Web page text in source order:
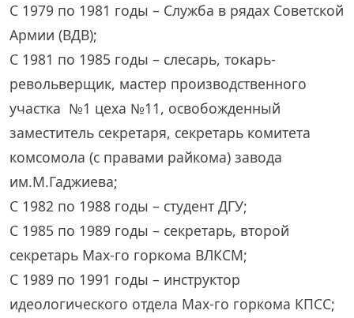
С 1979 по 1981 годы – Служба в рядах Советской
Армии (ВДВ);
С 1981 по 1985 годы – слесарь, токарь-
револьверщик, мастер производственного
участка №1 цеха №11, освобожденный
заместитель секретаря, секретарь комитета
комсомола (с правами райкома) завода
им.М.Гаджиева;
С 1982 по 1988 годы – студент ДГУ;
С 1985 по 1989 годы – секретарь, второй
секретарь Мах-го горкома ВЛКСМ;
С 1989 по 1991 годы – инструктор
идеологического отдела Мах-го горкома КПСС;